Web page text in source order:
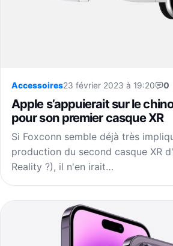
Accessoires23 février 2023 à 19:20 0
Apple s’appuierait sur le
pour son premier casque XR
Si Foxconn semble déjà très
production du second casque XR
Reality ?), il n'en irait…